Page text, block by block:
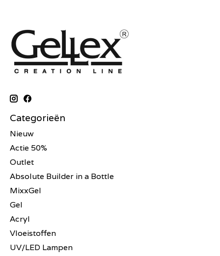
Categorieën
Nieuw
Actie 50%
Outlet
Absolute Builder in a Bottle
MixxGel
Gel
Acryl
Vloeistoffen
UV/LED Lampen